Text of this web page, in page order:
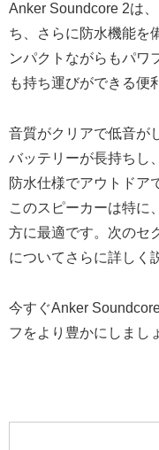
Anker Soundcore 2は
ち、さらに防水機能を
ンパクトながらもパワ
も持ち運びができる便
音質がクリアで低音が
バッテリーが長持ちし
防水仕様でアウトドア
このスピーカーは特に
方に最適です。次のセ
についてさらに詳しく
今すぐAnker
フをより豊かにしまし